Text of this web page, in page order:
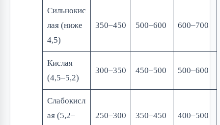
Сильнокис
лая (ниже
4,5)
350–450 500–600 600–700
Кислая
(4,5–5,2)
300–350 450–500 500–600
Слабокисл
ая (5,2–
250–300 350–450 400–500